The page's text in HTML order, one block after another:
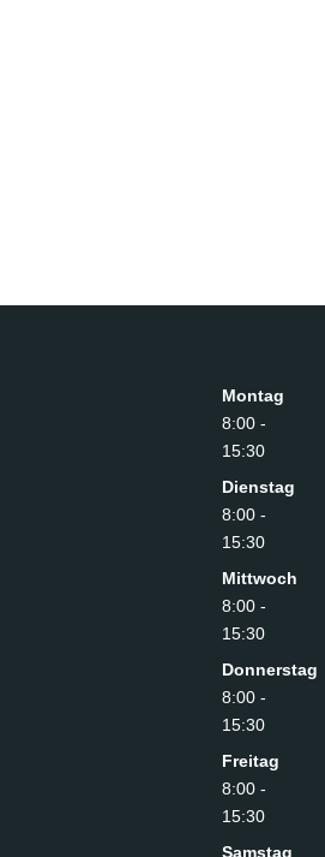
Montag
8:00 -
15:30
Dienstag
8:00 -
15:30
Mittwoch
8:00 -
15:30
Donnerstag
8:00 -
15:30
Freitag
8:00 -
15:30
Samstag